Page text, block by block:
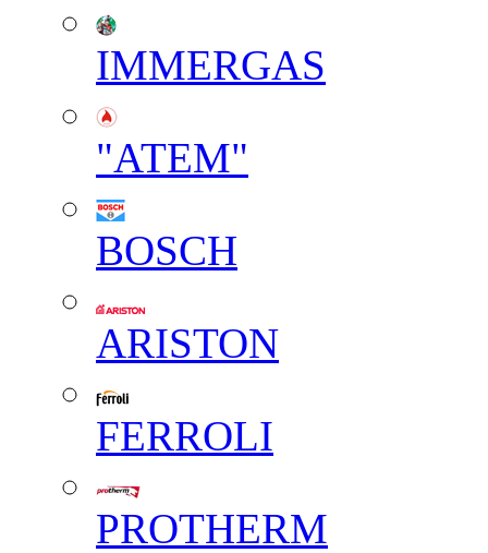
IMMERGAS
"АТЕМ"
BOSCH
ARISTON
FERROLI
PROTHERM